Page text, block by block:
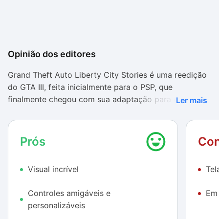
Opinião dos editores
Grand Theft Auto Liberty City Stories é uma reedição
do GTA III, feita inicialmente para o PSP, que
finalmente chegou com sua adaptação para os
dá nome à versão mobile. Como nos outros episódios,
a cidade é baseada numa localidade real - neste caso,
Nova York, com seus táxis amarelos e condutores
retorna a Liberty City e se vê preterido ao cargo de
braço direito do chefão Salvatore Leone. Apesar de
Ler mais
Prós
Visual incrível
Controles amigáveis e
personalizáveis